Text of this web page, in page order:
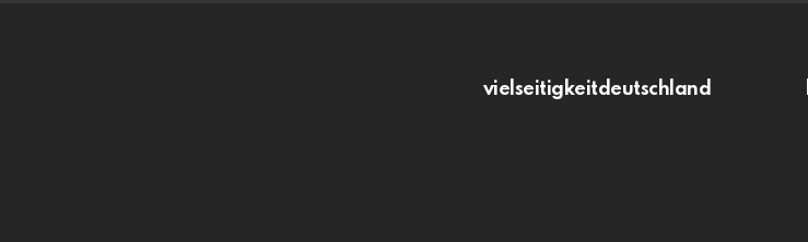
vielseitigkeitdeutschland